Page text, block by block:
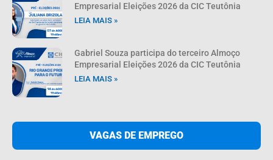
Empresarial Eleições 2026 da CIC Teutônia
LEIA MAIS »
Gabriel Souza participa do terceiro Almoço
Empresarial Eleições 2026 da CIC Teutônia
LEIA MAIS »
VAGAS DE EMPREGO